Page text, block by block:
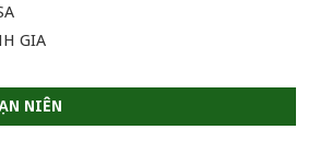
GIA
NIÊN